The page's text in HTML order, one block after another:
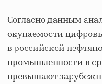
Согласно данным
окупаемости
в российской
промышленности в
превышают